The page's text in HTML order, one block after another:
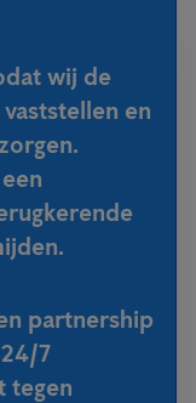
wij de
en
partnership
7
tegen